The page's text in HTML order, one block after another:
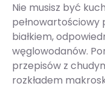
Nie musisz być
pełnowartościowy
białkiem,
węglowodanów.
przepisów z
rozkładem